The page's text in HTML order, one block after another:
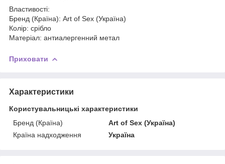
Властивості:
Бренд (Країна): Art of Sex (Україна)
Колір: срібло
Матеріал: антиалергенний метал
Приховати
Характеристики
Користувальницькі характеристики
Бренд (Країна)
Art of Sex (Україна)
Країна надходження
Україна